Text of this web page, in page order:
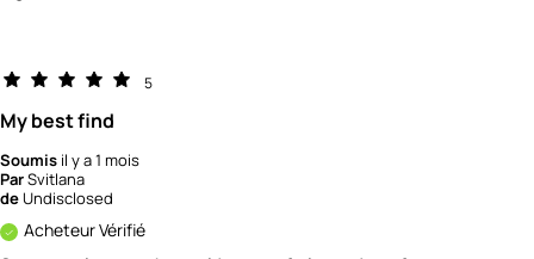
5
My best find
Soumis il y a 1 mois
ParSvitlana
deUndisclosed
Acheteur Vérifié